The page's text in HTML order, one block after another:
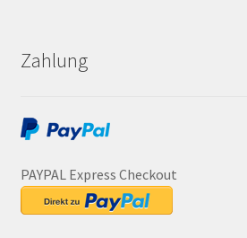
Zahlung
PAYPAL Express Checkout